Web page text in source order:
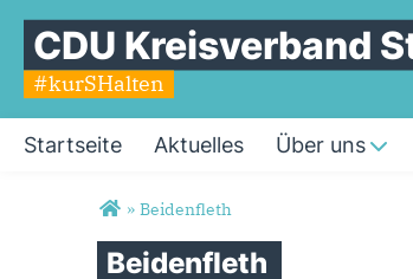
CDU Kreisverband
#kurSHalten
Startseite Aktuelles Über uns
Sie sind hier
» Beidenfleth
Beidenfleth